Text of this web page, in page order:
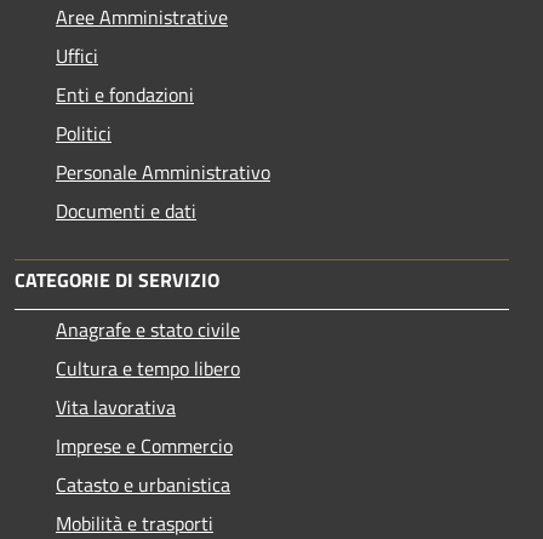
Aree Amministrative
Uffici
Enti e fondazioni
Politici
Personale Amministrativo
Documenti e dati
CATEGORIE DI SERVIZIO
Anagrafe e stato civile
Cultura e tempo libero
Vita lavorativa
Imprese e Commercio
Catasto e urbanistica
Mobilità e trasporti